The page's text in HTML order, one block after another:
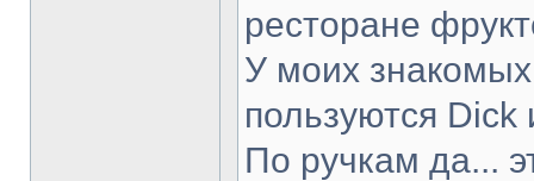
ресторане
У моих
пользуются Dick
По ручкам да...